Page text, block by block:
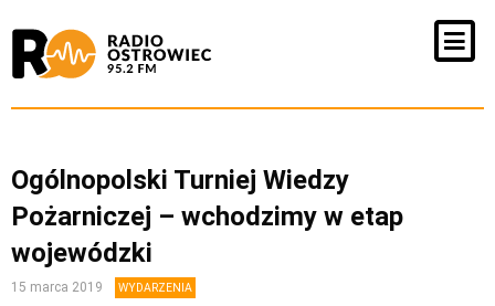
Ogólnopolski Turniej Wiedzy
Pożarniczej – wchodzimy w etap
wojewódzki
15 marca 2019 WYDARZENIA